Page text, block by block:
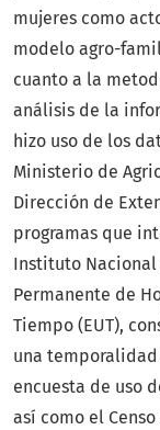
mujeres como
modelo agro-
cuanto a la
análisis de la
hizo uso de los
Ministerio de
Dirección de
programas que
Instituto Nacional
Permanente de
Tiempo (EUT),
una temporalidad
encuesta de uso
así como el